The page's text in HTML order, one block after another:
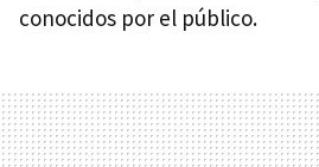
conocidos por el público.